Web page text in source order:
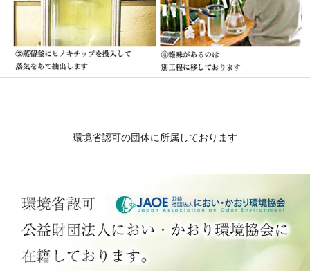
環境省認可の団体に所属しております